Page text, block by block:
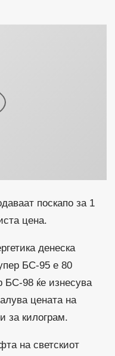
поскапо за 1
цена.
денеска
БС-95 е 80
БС-98 ќе изнесува
цената на
за килограм.
на светскиот